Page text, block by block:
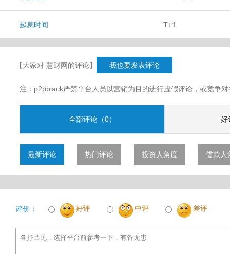
起息时间 T+1
【大家对 慧财网的评论】 我也要发表评论
注：p2pblack严禁平台人员以营销为目的进行虚假评论，或竞争
全部评论（0） 好
最新评论 热门评论 投资人角度 借款人
评价： 好评 中评 差评